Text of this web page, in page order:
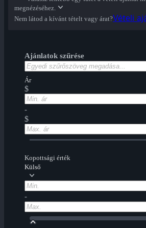
megnézéséhez.
Nem látod a kívánt tételt vagy árat?Vételi
Ajánlatok szűrése
Ár
$
-
$
Kopottsági érték
Külső
-